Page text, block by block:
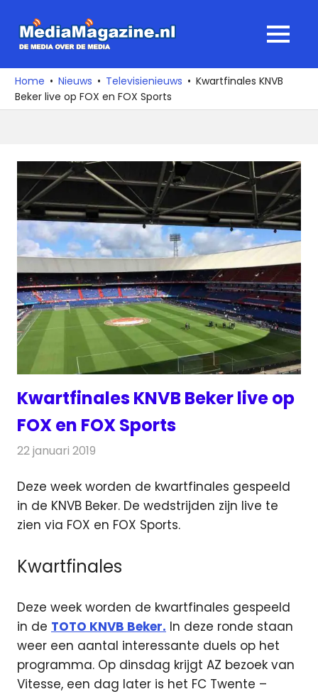
naar
media
over
de
MENU
Home Nieuws Televisienieuws
Kwartfinales KNVB
Beker live op FOX en FOX Sports
Kwartfinales KNVB Beker live op
FOX en FOX Sports
22 januari 2019
Deze week worden de kwartfinales gespeeld
in de KNVB Beker. De wedstrijden zijn live te
zien via FOX en FOX Sports.
Kwartfinales
Deze week worden de kwartfinales gespeeld
in de TOTO KNVB Beker. In deze ronde staan
weer een aantal interessante duels op het
programma. Op dinsdag krijgt AZ bezoek van
Vitesse, een dag later is het FC Twente –